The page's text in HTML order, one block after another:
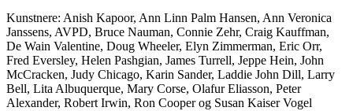
Kunstnere: Anish Kapoor, Ann Linn Palm Hansen, Ann Veronica
Janssens, AVPD, Bruce Nauman, Connie Zehr, Craig Kauffman,
De Wain Valentine, Doug Wheeler, Elyn Zimmerman, Eric Orr,
Fred Eversley, Helen Pashgian, James Turrell, Jeppe Hein, John
McCracken, Judy Chicago, Karin Sander, Laddie John Dill, Larry
Bell, Lita Albuquerque, Mary Corse, Olafur Eliasson, Peter
Alexander, Robert Irwin, Ron Cooper og Susan Kaiser Vogel